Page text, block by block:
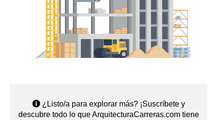
¿Listo/a para explorar más? ¡Suscríbete y
descubre todo lo que ArquitecturaCarreras.com tiene